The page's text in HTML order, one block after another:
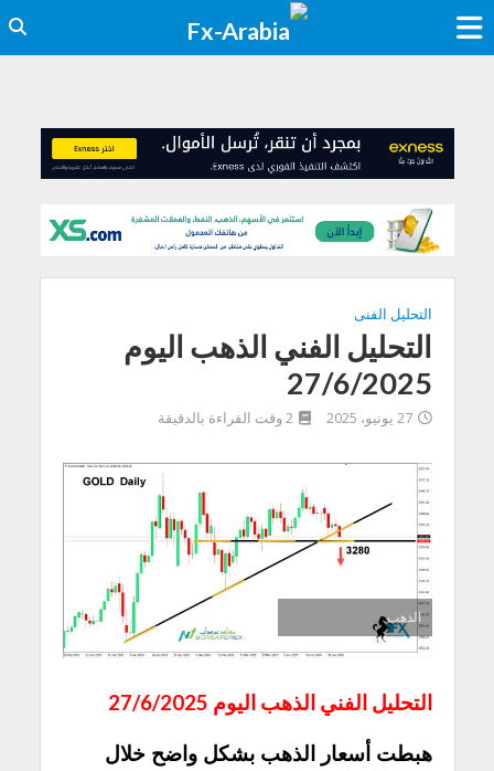
التحليل الفنى
التحليل الفني الذهب اليوم
27/6/2025
27 يونيو، 2025 2 وقت القراءة بالدقيقة
الذهب
التحليل الفني الذهب اليوم 27/6/2025
هبطت أسعار الذهب بشكل واضح خلال